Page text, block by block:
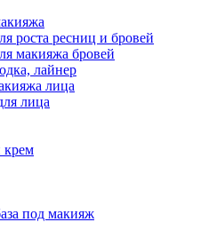
роста ресниц и бровей
макияжа бровей
лайнер
лица
лица
крем
под макияж